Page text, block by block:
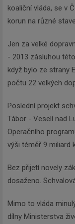
koaliční vláda, se v
korun na různé
Jen za velké
- 2013 zásluhou
když bylo ze strany
počtu 22 velkých
Poslední projekt
Tábor - Veselí nad
Operačního
výši téměř 9 miliard
Bez přijetí novely
dosaženo.
Mimo to vláda
dílny Ministerstva